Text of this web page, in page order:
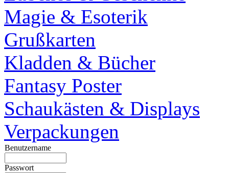
Magie & Esoterik
Grußkarten
Kladden & Bücher
Fantasy Poster
Schaukästen & Displays
Verpackungen
Benutzername
Passwort